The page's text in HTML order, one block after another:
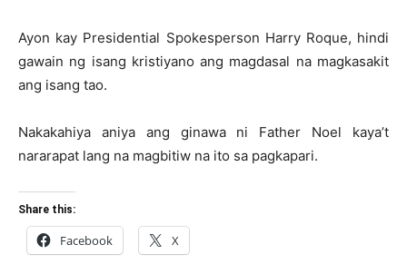
Ayon kay Presidential Spokesperson Harry Roque, hindi
gawain ng isang kristiyano ang magdasal na magkasakit
ang isang tao.
Nakakahiya aniya ang ginawa ni Father Noel kaya’t
nararapat lang na magbitiw na ito sa pagkapari.
Share this:
Facebook X